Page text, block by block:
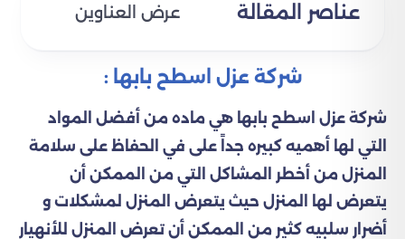
عناصر المقالة عرض العناوين
شركة عزل اسطح بابها :
شركة عزل اسطح بابها هي ماده من أفضل المواد
التي لها أهميه كبيره جداً على في الحفاظ على سلامة
المنزل من أخطر المشاكل التي من الممكن أن
يتعرض لها المنزل حيث يتعرض المنزل لمشكلات و
أضرار سلبيه كثير من الممكن أن تعرض المنزل للأنهيار